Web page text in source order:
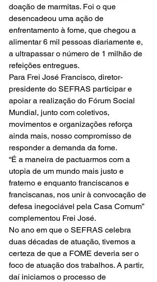
doação de marmitas. Foi o que
desencadeou uma ação de
enfrentamento à fome, que chegou a
alimentar 6 mil pessoas diariamente e,
a ultrapassar o número de 1 milhão de
refeições entregues.
Para Frei José Francisco, diretor-
presidente do SEFRAS participar e
apoiar a realização do Fórum Social
Mundial, junto com coletivos,
movimentos e organizações reforça
ainda mais, nosso compromisso de
responder a demanda da fome.
“É a maneira de pactuarmos com a
utopia de um mundo mais justo e
fraterno e enquanto franciscanos e
franciscanas, nos unir à convocação de
defesa inegociável pela Casa Comum”
complementou Frei José.
No ano em que o SEFRAS celebra
duas décadas de atuação, tivemos a
certeza de que a FOME deveria ser o
foco de atuação dos trabalhos. A partir,
daí iniciamos o processo de